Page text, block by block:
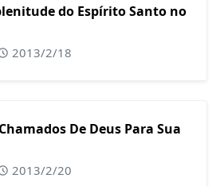
do Espírito Santo no
2013/2/18
De Deus Para Sua
2013/2/20